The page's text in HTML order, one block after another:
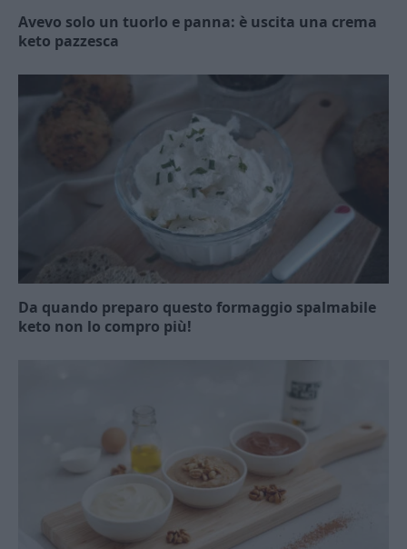
Avevo solo un tuorlo e panna: è uscita una crema
keto pazzesca
Da quando preparo questo formaggio spalmabile
keto non lo compro più!